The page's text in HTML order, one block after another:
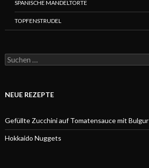
SPANISCHE MANDELTORTE
TOPFENSTRUDEL
Suchen
nach:
NEUE REZEPTE
Gefüllte Zucchini auf Tomatensauce mit Bulgur
Hokkaido Nuggets